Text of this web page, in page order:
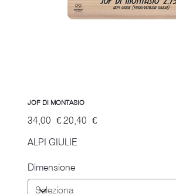
JOF DI MONTASIO
Prezzo
originale
34,00 € Prezzo
scontato
20,40 €
ALPI GIULIE
Dimensione